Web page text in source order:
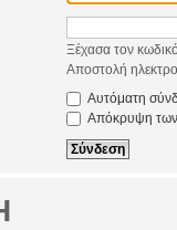
Ξέχασα τον
Αποστολή
Αυτόματη
Απόκρυψη των